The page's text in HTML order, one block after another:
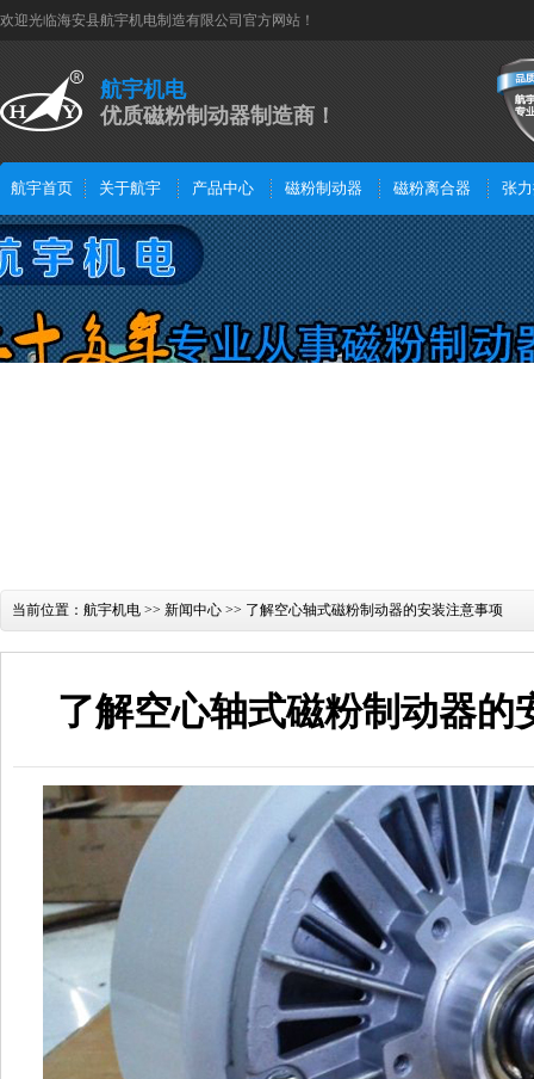
欢迎光临海安县航宇机电制造有限公司官方网站！
航宇机电
优质磁粉制动器制造商！
航宇首页 关于航宇 产品中心 磁粉制动器 磁粉离合器 张
当前位置： 航宇机电 >> 新闻中心 >> 了解空心轴式磁粉制动器的安装注意事项
了解空心轴式磁粉制动器的